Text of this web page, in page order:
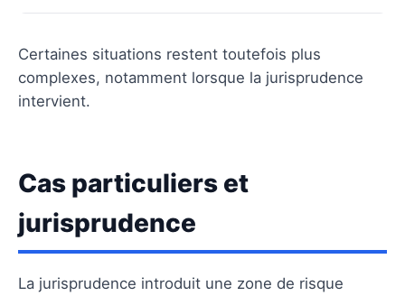
Certaines situations restent toutefois plus
complexes, notamment lorsque la jurisprudence
intervient.
Cas particuliers et
jurisprudence
La jurisprudence introduit une zone de risque